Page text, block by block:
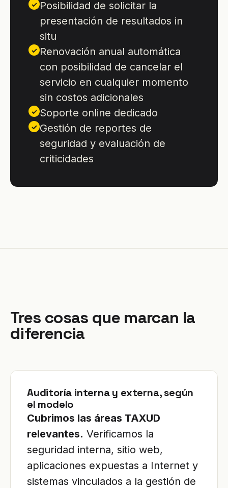
✓ Posibilidad de solicitar la
presentación de resultados in
situ
✓ Renovación anual automática
con posibilidad de cancelar el
servicio en cualquier momento
sin costos adicionales
✓ Soporte online dedicado
✓ Gestión de reportes de
seguridad y evaluación de
criticidades
Tres cosas que marcan la
diferencia
Auditoría interna y externa, según
el modelo
Cubrimos las áreas TAXUD
relevantes. Verificamos la
seguridad interna, sitio web,
aplicaciones expuestas a Internet y
sistemas vinculados a la gestión de